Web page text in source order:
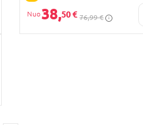
38,50 € 76,99 €